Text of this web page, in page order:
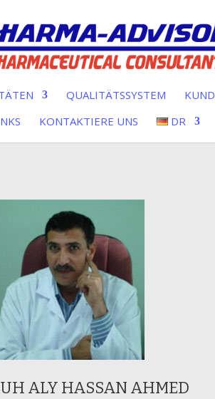
QUALITÄTSSYSTEM
KONTAKTIERE UNS DR
ALY HASSAN AHMED